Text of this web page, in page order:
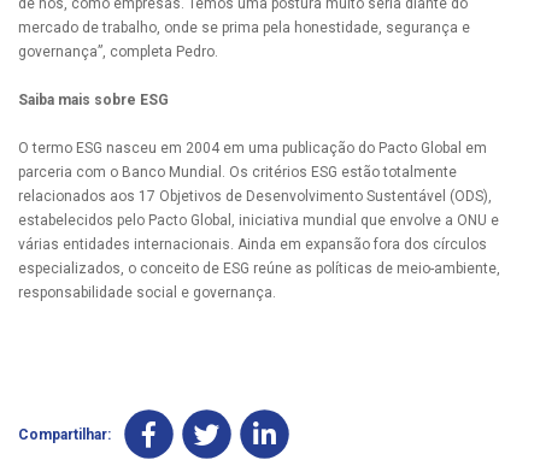
de nós, como empresas. Temos uma postura muito séria diante do
mercado de trabalho, onde se prima pela honestidade, segurança e
governança”, completa Pedro.
Saiba mais sobre ESG
O termo ESG nasceu em 2004 em uma publicação do Pacto Global em
parceria com o Banco Mundial. Os critérios ESG estão totalmente
relacionados aos 17 Objetivos de Desenvolvimento Sustentável (ODS),
estabelecidos pelo Pacto Global, iniciativa mundial que envolve a ONU e
várias entidades internacionais. Ainda em expansão fora dos círculos
especializados, o conceito de ESG reúne as políticas de meio-ambiente,
responsabilidade social e governança.
Compartilhar: